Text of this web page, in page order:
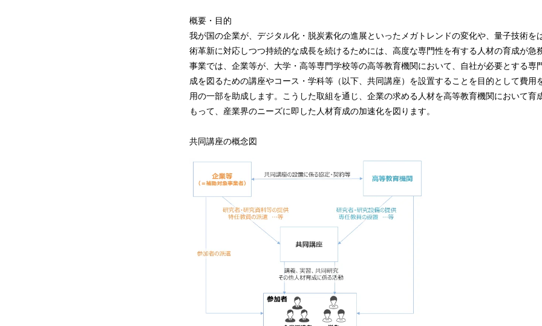
概要・目的
我が国の企業が、デジタル化・脱炭素化の進展といったメガトレンドの変化や、量子技術を
術革新に対応しつつ持続的な成長を続けるためには、⾼度な専⾨性を有する⼈材の育成が急
事業では、企業等が、⼤学・⾼等専⾨学校等の⾼等教育機関において、自社が必要とする専
成を図るための講座やコース・学科等（以下、共同講座）を設置することを目的として費用
用の一部を助成します。こうした取組を通じ、企業の求める人材を高等教育機関において育
もって、産業界のニーズに即した⼈材育成の加速化を図ります。
共同講座の概念図